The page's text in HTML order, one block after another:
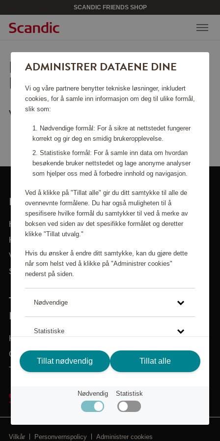
SCANDIC FRIENDS SHOP
BEKLAGER, SIDEN KAN
IKKE FINNES.
Vil du gå tilbake til
ADMINISTRER DATAENE DINE
Vi og våre partnere benytter tekniske løsninger, inkludert
cookies, for å samle inn informasjon om deg til ulike formål,
slik som:
Nødvendige formål: For å sikre at nettstedet fungerer
korrekt og gir deg en smidig brukeropplevelse.
Statistiske formål: For å samle inn data om hvordan
besøkende bruker nettstedet og lage anonyme analyser
som hjelper oss med å forbedre innhold og navigasjon.
Ved å klikke på "Tillat alle" gir du ditt samtykke til alle de
ovennevnte formålene. Du har også muligheten til å
spesifisere hvilke formål du samtykker til ved å merke av
boksen ved siden av det spesifikke formålet og deretter
klikke "Tillat utvalg."
Hvis du ønsker å endre ditt samtykke, kan du gjøre dette
når som helst ved å klikke på "Administrer cookies"
nederst på siden.
Nødvendige
Statistiske
Klikk på lenken for å lese mer om hvordan vi bruker
cookies og andre tekniske løsninger, samt hvordan vi
Tillat nødvendig Tillat alle
Nødvendig Statistisk
LINKER
Hjem
Kategorier
Varemerker
Søk i sortiment
TRENGER DU HJELP? VI ER HER FOR
DEG!
Kundeservice
Om Scandic Friends
Tilbake til scandichotels.no
Vilkår Personvernspolicy Administrer cookies